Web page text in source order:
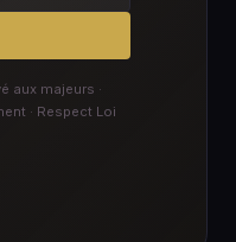
aux majeurs ·
· Respect Loi